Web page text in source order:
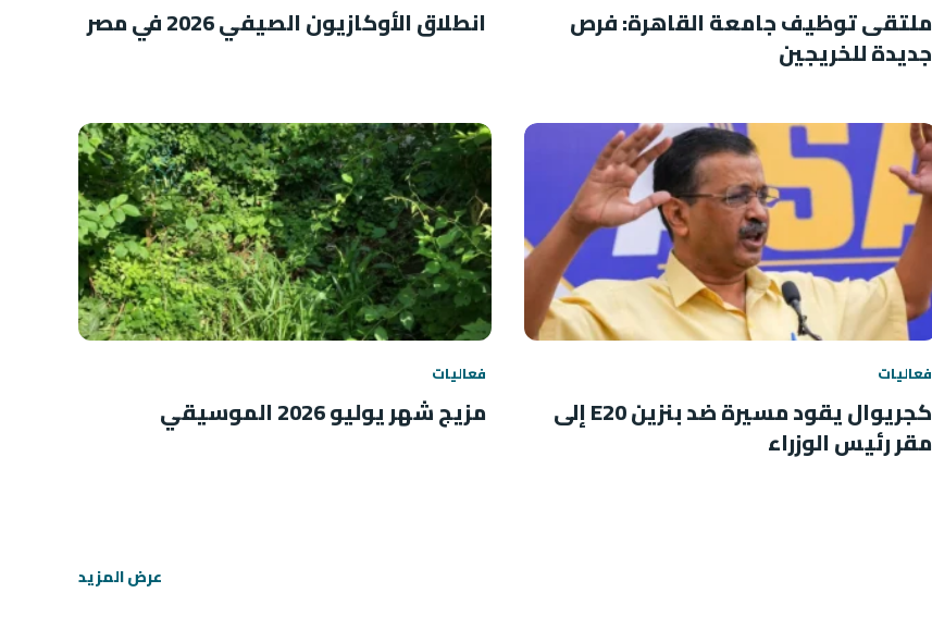
ملتقى توظيف جامعة القاهرة: فرص
جديدة للخريجين
انطلاق الأوكازيون الصيفي 2026 في مصر
فعاليات
كجريوال يقود مسيرة ضد بنزين E20 إلى
مقر رئيس الوزراء
فعاليات
مزيج شهر يوليو 2026 الموسيقي
عرض المزيد